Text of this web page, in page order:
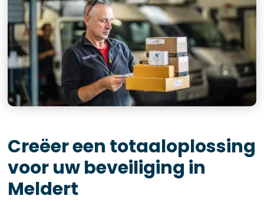
Creëer een totaaloplossing
voor uw beveiliging in
Meldert